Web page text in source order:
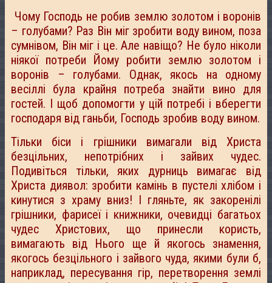
Чому Господь не робив землю золотом і воронів
– голубами? Раз Він міг зробити воду вином, поза
сумнівом, Він міг і це. Але навіщо? Не було ніколи
ніякої потреби Йому робити землю золотом і
воронів – голубами. Однак, якось на одному
весіллі була крайня потреба знайти вино для
гостей. І щоб допомогти у цій потребі і вберегти
господаря від ганьби, Господь зробив воду вином.
Тільки біси і грішники вимагали від Христа
безцільних, непотрібних і зайвих чудес.
Подивіться тільки, яких дурниць вимагає від
Христа диявол: зробити камінь в пустелі хлібом і
кинутися з храму вниз! І гляньте, як закоренілі
грішники, фарисеї і книжники, очевидці багатьох
чудес Христових, що принесли користь,
вимагають від Нього ще й якогось знамення,
якогось безцільного і зайвого чуда, якими були б,
наприклад, пересування гір, перетворення землі